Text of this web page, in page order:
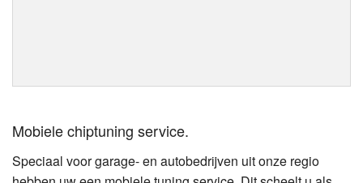
Mobiele chiptuning service.
Speciaal voor garage- en autobedrijven uit onze regio